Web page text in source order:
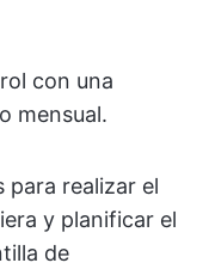
con una
mensual.
para realizar el
y planificar el
de